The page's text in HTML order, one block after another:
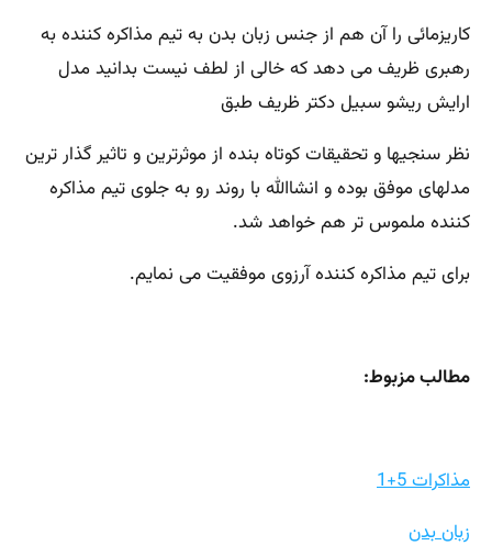
کاریزمائی را آن هم از جنس زبان بدن به تیم مذاکره کننده به
رهبری ظریف می دهد که خالی از لطف نیست بدانید مدل
ارایش ریشو سبیل دکتر ظریف طبق
نظر سنجیها و تحقیقات کوتاه بنده از موثرترین و تاثیر گذار ترین
مدلهای موفق بوده و انشاالله با روند رو به جلوی تیم مذاکره
کننده ملموس تر هم خواهد شد.
برای تیم مذاکره کننده آرزوی موفقیت می نمایم.
مطالب مزبوط:
مذاکرات 5+1
زبان بدن